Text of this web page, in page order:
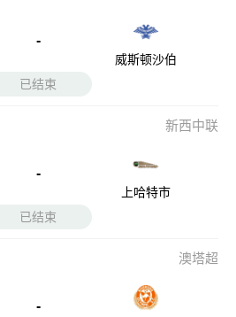
-
威斯顿沙伯
已结束
新西中联
-
上哈特市
已结束
澳塔超
-